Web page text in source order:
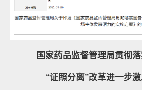
国家药品监督管理局贯彻
“证照分离”改革进一步